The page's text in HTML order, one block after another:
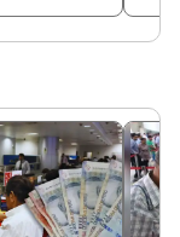
en 2025?